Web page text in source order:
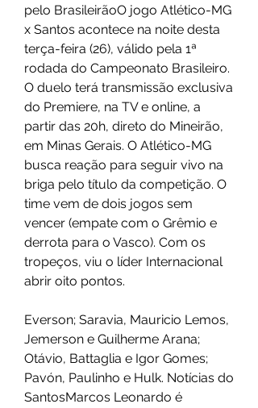
pelo BrasileirãoO jogo Atlético-MG
x Santos acontece na noite desta
terça-feira (26), válido pela 1ª
rodada do Campeonato Brasileiro.
O duelo terá transmissão exclusiva
do Premiere, na TV e online, a
partir das 20h, direto do Mineirão,
em Minas Gerais. O Atlético-MG
busca reação para seguir vivo na
briga pelo título da competição. O
time vem de dois jogos sem
vencer (empate com o Grêmio e
derrota para o Vasco). Com os
tropeços, viu o líder Internacional
abrir oito pontos.
Everson; Saravia, Mauricio Lemos,
Jemerson e Guilherme Arana;
Otávio, Battaglia e Igor Gomes;
Pavón, Paulinho e Hulk. Notícias do
SantosMarcos Leonardo é